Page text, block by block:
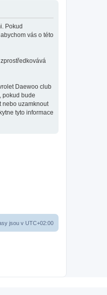
Pokud
vás o této
Daewoo club
pokud bude
nebo uzamknout
tyto informace
jsou v UTC+02:00